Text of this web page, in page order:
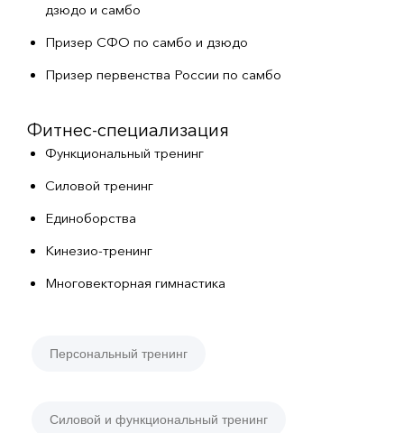
дзюдо и самбо
Призер СФО по самбо и дзюдо
Призер первенства России по самбо
Фитнес-специализация
Функциональный тренинг
Силовой тренинг
Единоборства
Кинезио-тренинг
Многовекторная гимнастика
Персональный тренинг
Силовой и функциональный тренинг